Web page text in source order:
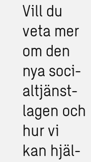
Vill du
veta mer
om den
nya so­ci­
al­tjänst­
la­gen och
hur vi
kan hjäl­